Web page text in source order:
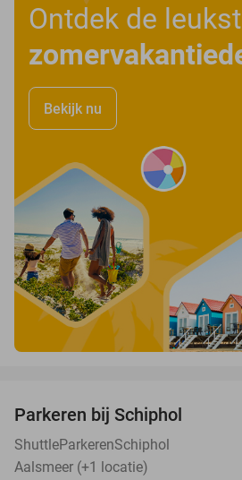
Ontdek de
Bekijk nu
Parkeren bij Schiphol
ShuttleParkerenSchiphol
Aalsmeer (+1 locatie)